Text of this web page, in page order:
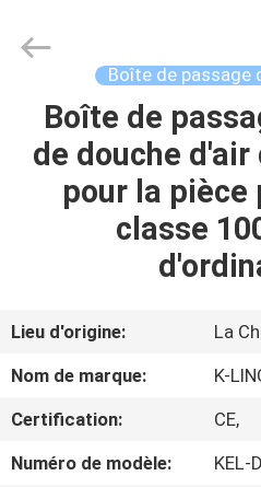
LA
MAISON
À
PROPOS
DE
Technology
Company.
Reserved.
Boîte de passage
Boîte de
de douche d'air
pour la pièce
classe
Lieu d'origine:
La
Nom de marque:
K-
Certification:
CE,
Numéro de modèle:
KEL-